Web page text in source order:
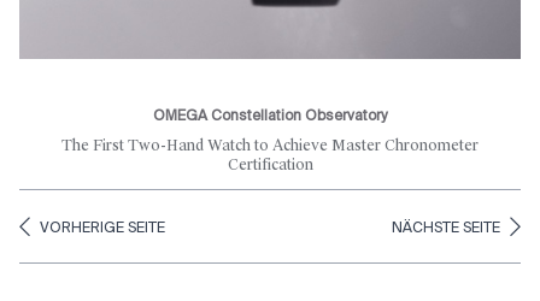
OMEGA Constellation Observatory
The First Two-Hand Watch to Achieve Master Chronometer
Certification
VORHERIGE SEITE NÄCHSTE SEITE